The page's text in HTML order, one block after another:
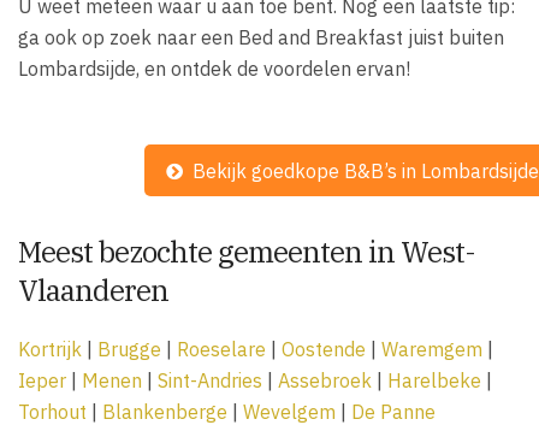
U weet meteen waar u aan toe bent. Nog een laatste tip:
ga ook op zoek naar een Bed and Breakfast juist buiten
Lombardsijde, en ontdek de voordelen ervan!
Bekijk goedkope B&B’s in Lombardsijde
Meest bezochte gemeenten in West-
Vlaanderen
Kortrijk | Brugge | Roeselare | Oostende | Waremgem |
Ieper | Menen | Sint-Andries | Assebroek | Harelbeke |
Torhout | Blankenberge | Wevelgem | De Panne